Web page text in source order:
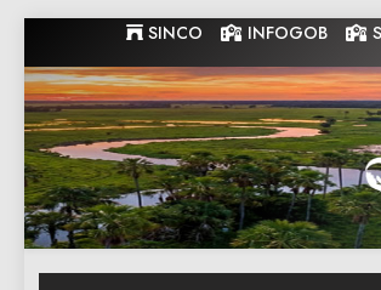
to
content
SINCO INFOGOB
de